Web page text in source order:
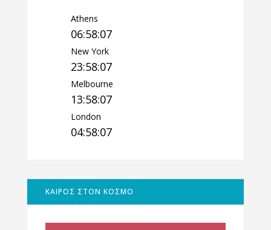
Athens
06:58:08
New York
23:58:08
Melbourne
13:58:08
London
04:58:08
ΚΑΙΡΟΣ ΣΤΟΝ ΚΟΣΜΟ